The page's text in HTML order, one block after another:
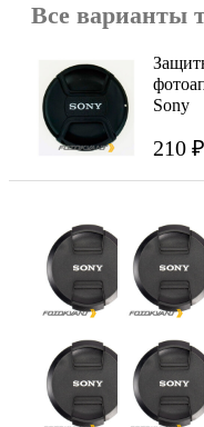
Все варианты
Sony
210 ₽